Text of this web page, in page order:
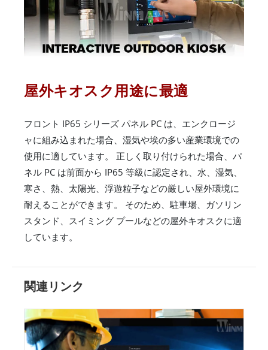
屋外キオスク用途に最適
フロント IP65 シリーズ パネル PC は、エンクロージ
ャに組み込まれた場合、湿気や埃の多い産業環境での
使用に適しています。 正しく取り付けられた場合、パ
ネル PC は前面から IP65 等級に認定され、水、湿気、
寒さ、熱、太陽光、浮遊粒子などの厳しい屋外環境に
耐えることができます。 そのため、駐車場、ガソリン
スタンド、スイミング プールなどの屋外キオスクに適
しています。
関連リンク